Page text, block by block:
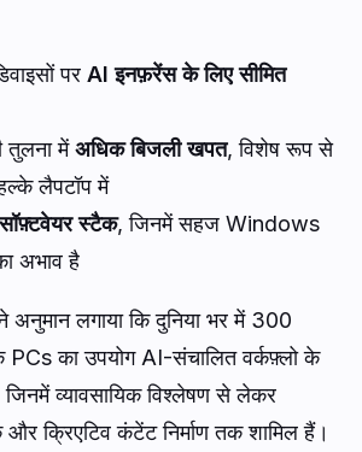
पर AI इनफ़रेंस के लिए सीमित
तुलना मेंअधिक बिजली खपत, विशेष रूप से
लैपटॉप में
स्टैक, जिनमें सहज Windows
अभाव है
लगाया कि दुनिया भर में 300
PCs का उपयोग AI-संचालित वर्कफ़्लो के
जिनमें व्यावसायिक विश्लेषण से लेकर
क्रिएटिव कंटेंट निर्माण तक शामिल हैं।